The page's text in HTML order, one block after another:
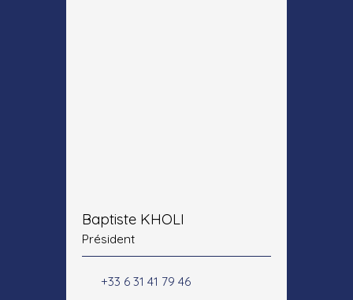
Baptiste KHOLI
Président
+33 6 31 41 79 46